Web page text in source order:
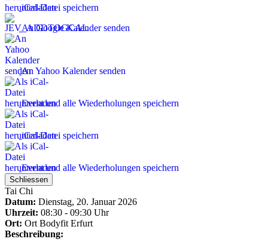
iCal-Datei speichern
An Google Kalender senden
An Yahoo Kalender senden
Event und alle Wiederholungen speichern
iCal-Datei speichern
Event und alle Wiederholungen speichern
Schliessen
Tai Chi
Datum: Dienstag, 20. Januar 2026
Uhrzeit: 08:30 - 09:30 Uhr
Ort: Ort Bodyfit Erfurt
Beschreibung: